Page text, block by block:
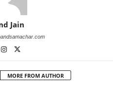
Jain
MORE FROM AUTHOR